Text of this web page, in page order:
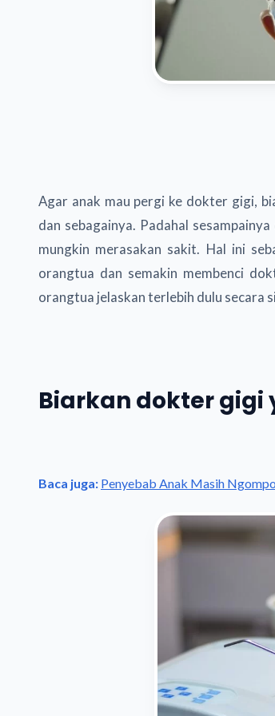
Agar anak mau pergi ke dokter gigi,
dan sebagainya. Padahal
mungkin merasakan sakit. Hal ini
orangtua dan semakin membenci
orangtua jelaskan terlebih dulu secara
Biarkan dokter
Baca juga: Penyebab Anak Masih